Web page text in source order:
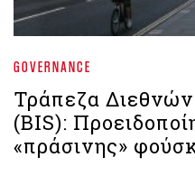
GOVERNANCE
Τράπεζα
(BIS):
«πράσινης»